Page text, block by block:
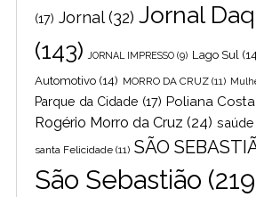
(17) Jornal(32) Jornal
(143)
JORNAL IMPRESSO (9) Lago Sul
Automotivo (14) MORRO DA CRUZ (11)
Parque da Cidade (17) Poliana Costa
Rogério Morro da Cruz (24) saúde
santa Felicidade (11) SÃO
São Sebastião